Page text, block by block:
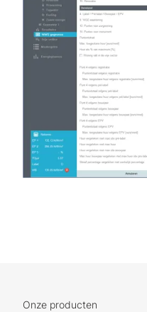
Onze producten